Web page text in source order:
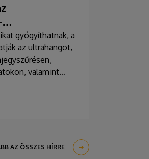
a
gyógyíthatnak, a
az ultrahangot,
valamint
egészséget
foglalkozásokon is
22-én kezdődő
Kar sokszínű
AZ ÖSSZES HÍRRE